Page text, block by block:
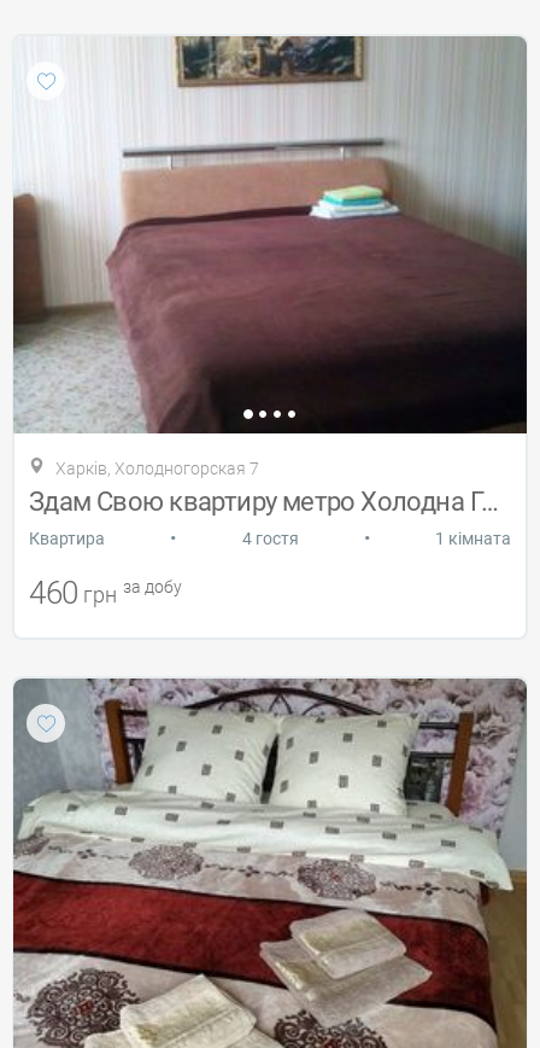
Харків, Холодногорская 7
Здам Свою квартиру метро Холодна Гора
Квартира • 4 гостя • 1 кімната
460 грн за добу